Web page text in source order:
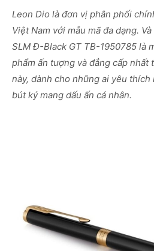
Leon Dio là đơn vị phân phối
Việt Nam với mẫu mã đa dạng.
SLM Đ-Black GT TB-1950785 là
phẩm ấn tượng và đẳng cấp
này, dành cho những ai yêu
bút ký mang dấu ấn cá nhân.